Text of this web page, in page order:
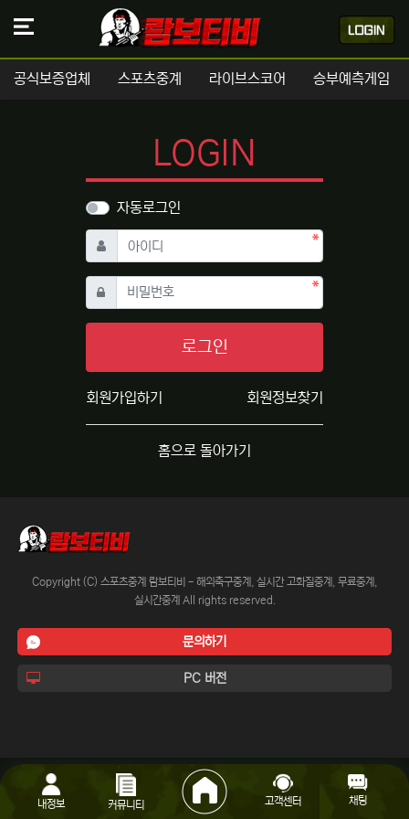
공식보증업체 스포츠중계 라이브스코어 승부예측게임
LOGIN
자동로그인
아이디 필수
비밀번호필수
로그인
회원가입하기 회원정보찾기
홈으로 돌아가기
Copyright (C) 스포츠중계 람보티비 - 해외축구중계, 실시간 고화질중계, 무료중계,
실시간중계 All rights reserved.
문의하기
PC 버전
내정보 커뮤니티 고객센터 채팅